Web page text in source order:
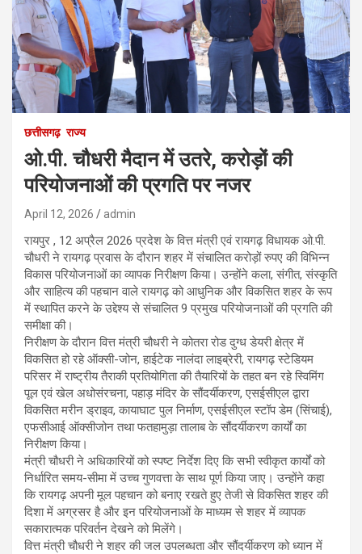
छत्तीसगढ़ राज्य
ओ.पी. चौधरी मैदान में उतरे, करोड़ों की
परियोजनाओं की प्रगति पर नजर
April 12, 2026 admin
रायपुर , 12 अप्रैल 2026 प्रदेश के वित्त मंत्री एवं रायगढ़ विधायक ओ.पी.
चौधरी ने रायगढ़ प्रवास के दौरान शहर में संचालित करोड़ों रुपए की विभिन्न
विकास परियोजनाओं का व्यापक निरीक्षण किया। उन्होंने कला, संगीत, संस्कृति
और साहित्य की पहचान वाले रायगढ़ को आधुनिक और विकसित शहर के रूप
में स्थापित करने के उद्देश्य से संचालित 9 प्रमुख परियोजनाओं की प्रगति की
समीक्षा की।
निरीक्षण के दौरान वित्त मंत्री चौधरी ने कोतरा रोड दुग्ध डेयरी क्षेत्र में
विकसित हो रहे ऑक्सी-जोन, हाईटेक नालंदा लाइब्रेरी, रायगढ़ स्टेडियम
परिसर में राष्ट्रीय तैराकी प्रतियोगिता की तैयारियों के तहत बन रहे स्विमिंग
पूल एवं खेल अधोसंरचना, पहाड़ मंदिर के सौंदर्यीकरण, एसईसीएल द्वारा
विकसित मरीन ड्राइव, कायाघाट पुल निर्माण, एसईसीएल स्टॉप डेम (सिंचाई),
एफसीआई ऑक्सीजोन तथा फतहामुड़ा तालाब के सौंदर्यीकरण कार्यों का
निरीक्षण किया।
मंत्री चौधरी ने अधिकारियों को स्पष्ट निर्देश दिए कि सभी स्वीकृत कार्यों को
निर्धारित समय-सीमा में उच्च गुणवत्ता के साथ पूर्ण किया जाए। उन्होंने कहा
कि रायगढ़ अपनी मूल पहचान को बनाए रखते हुए तेजी से विकसित शहर की
दिशा में अग्रसर है और इन परियोजनाओं के माध्यम से शहर में व्यापक
सकारात्मक परिवर्तन देखने को मिलेंगे।
वित्त मंत्री चौधरी ने शहर की जल उपलब्धता और सौंदर्यीकरण को ध्यान में